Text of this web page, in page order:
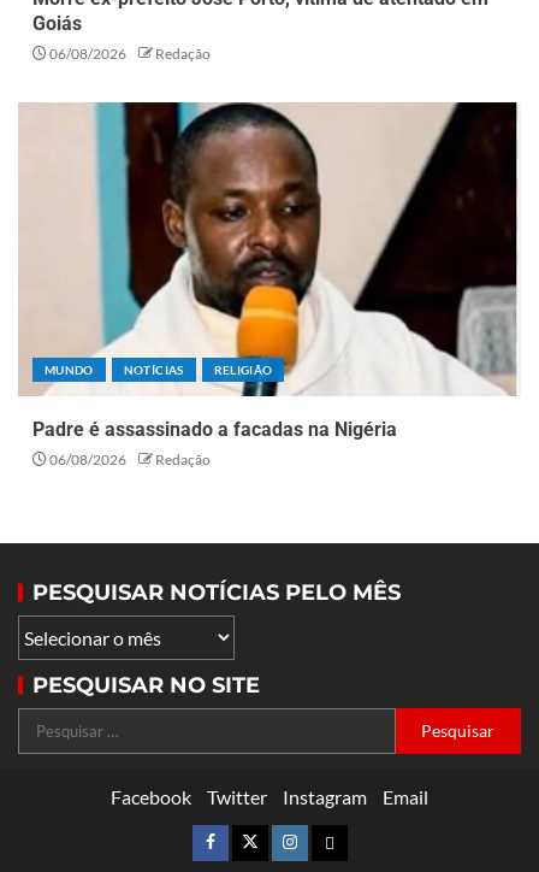
Goiás
06/08/2026 Redação
MUNDO NOTÍCIAS RELIGIÃO
Padre é assassinado a facadas na Nigéria
06/08/2026 Redação
PESQUISAR NOTÍCIAS PELO MÊS
PESQUISAR NO SITE
Facebook Twitter Instagram Email